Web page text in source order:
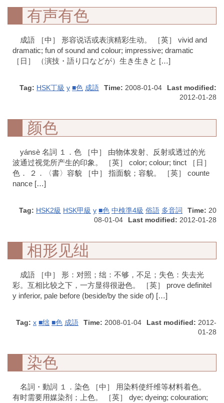
有声有色
成語 ［中］ 形容说话或表演精彩生动。 ［英］ vivid and
dramatic; fun of sound and colour; impressive; dramatic
［日］ （演技・語り口などが）生き生きと […]
Tag: HSK丁級 y ■色 成語 Time: 2008-01-04
Last modified:
2012-01-28
颜色
yánsè 名詞 １．色 ［中］ 由物体发射、反射或透过的光
波通过视觉所产生的印象。 ［英］ color; colour; tinct ［日］
色． ２．〈書〉容貌 ［中］ 指面貌；容貌。 ［英］ counte
nance […]
Tag: HSK2級 HSK甲級 y ■色 中検準4級 俗語 多音詞 Time: 20
08-01-04
Last modified: 2012-01-28
相形见绌
成語 ［中］ 形：对照；绌：不够，不足；失色：失去光
彩。互相比较之下，一方显得很逊色。 ［英］ prove definitel
y inferior, pale before (beside/by the side of) […]
Tag: x ■绌 ■色 成語 Time: 2008-01-04 Last modified: 2012-
01-28
染色
名詞・動詞 １．染色 ［中］ 用染料使纤维等材料着色。
有时需要用媒染剂；上色。 ［英］ dye; dyeing; colouration;